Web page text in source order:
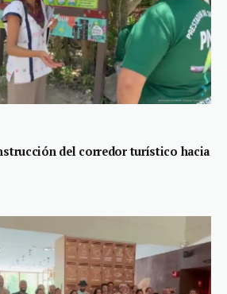
del corredor turístico hacia